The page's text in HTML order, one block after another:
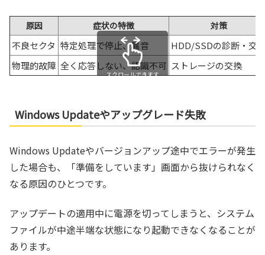
原因 症状の特徴 対策
不良セクタ 特定処理で停止、異音
HDD/SSDの診断・交
物理的故障 全く応答しない、認識不可 ストレージの交換
スクロールできます
Windows Updateやアップグレード失敗
Windows Updateやバージョンアップ途中でエラーが発生
した場合も、「準備をしています」画面から抜けられなく
なる原因のひとつです。
アップデートの適用中に電源を切ってしまうと、システム
ファイルが中途半端な状態になり起動できなくなることが
あります。